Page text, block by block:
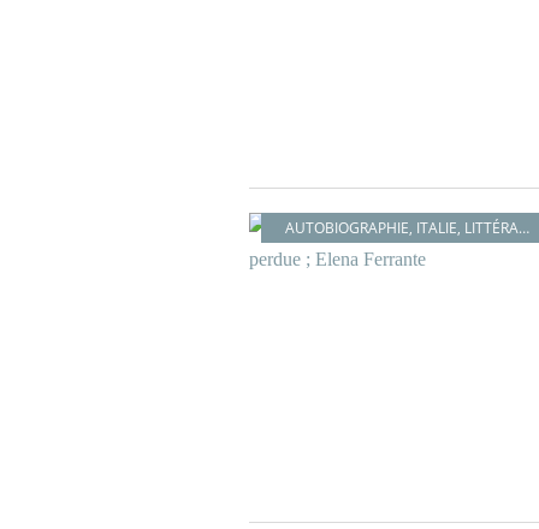
AUTOBIOGRAPHIE, ITALIE, LITTÉRATURE ITALIENNE